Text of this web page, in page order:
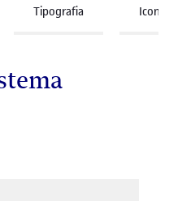
Tipografia